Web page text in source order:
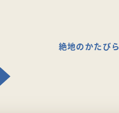
絶地のかたびら